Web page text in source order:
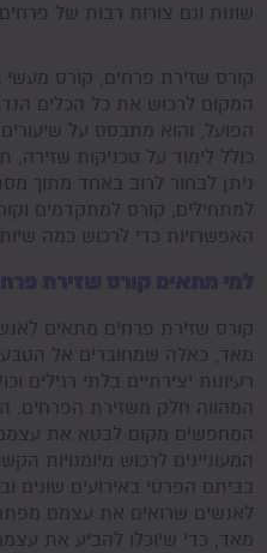
שונות וגם צורות רבות של
קורס שזירת פרחים, קורס מעשי
המקום לרכוש את כל הכלים
הפועל, והוא מתבסס על שיעורים
כולל לימוד על טכניקות שזירה,
ניתן לבחור לרוב באחד מתוך
למתחילים, קורס למתקדמים
האפשרויות כדי לרכוש כמה
קורס שזירת פרחים מתאים
מאד, כאלה שמחוברים אל הטבע.
רעיונות יצירתיים בלתי רגילים
המהווה חלק משזירת הפרחים.
המחפשים מקום לבטא את עצמם
המעוניינים לרכוש מיומנויות
בביתם הפרטי באירועים שונים
לאנשים שרואים את עצמם
מאד, כדי שיוכלו להביע את